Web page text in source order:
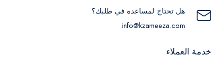
هل تحتاج لمساعده في طلبك؟
info@kzameeza.com
خدمة العملاء